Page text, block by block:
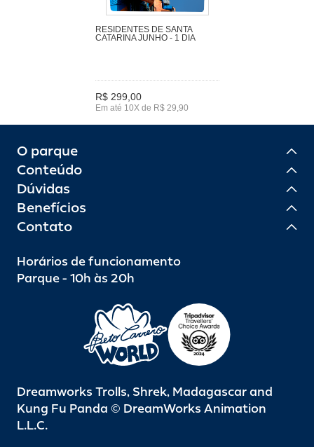
RESIDENTES DE SANTA
CATARINA JUNHO - 1 DIA
R$ 299,00
Em até 10X de R$ 29,90
O parque
Conteúdo
Dúvidas
Benefícios
Contato
Horários de funcionamento
Parque - 10h às 20h
Dreamworks Trolls, Shrek, Madagascar and
Kung Fu Panda © DreamWorks Animation
L.L.C.